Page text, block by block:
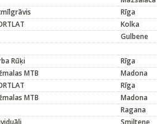
Rīga
Kolka
Gulbene
Rūķi Rīga
MTB Madona
Rīga
MTB Madona
Ragana
Smiltene